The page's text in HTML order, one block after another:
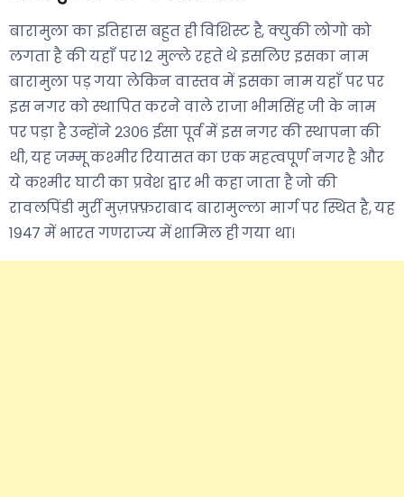
बारामुला का इतिहास बहुत ही विशिस्ट है, क्युकी लोगो को
लगता है की यहाँ पर १२ मुल्ले रहते थे इसलिए इसका नाम
बारामुला पड़ गया लेकिन वास्तव में इसका नाम यहाँ पर पर
इस नगर को स्थापित करने वाले राजा भीमसिंह जी के नाम
पर पड़ा है उन्होंने २३०६ ईसा पूर्व में इस नगर की स्थापना की
थी, यह जम्मू कश्मीर रियासत का एक महत्वपूर्ण नगर है और
ये कश्मीर घाटी का प्रवेश द्वार भी कहा जाता है जो की
रावलपिंडी मुर्री मुज़फ़्फ़राबाद बारामुल्ला मार्ग पर स्थित है, यह
१९४७ में भारत गणराज्य में शामिल ही गया था।